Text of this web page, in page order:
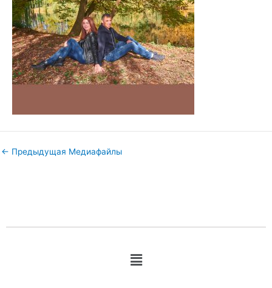
← Предыдущая Медиафайлы
Меню